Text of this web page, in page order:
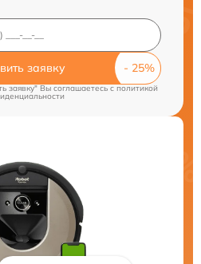
заявку
заявку" Вы соглашаетесь cполитикой